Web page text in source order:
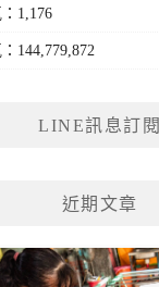
1,176
144,779,872
LINE訊息訂閱
近期文章